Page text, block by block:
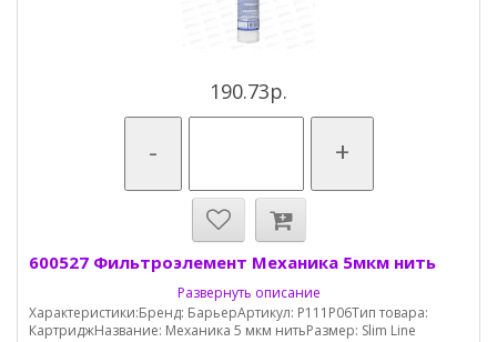
190.73р.
- +
600527 Фильтроэлемент Механика 5мкм нить
Развернуть описание
Характеристики:Бренд: БарьерАртикул: Р111Р06Тип товара:
КартриджНазвание: Механика 5 мкм нитьРазмер: Slim Line